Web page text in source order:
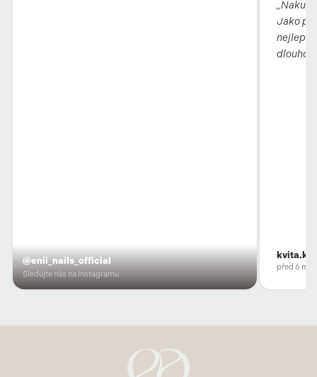
@enii_nails_official
Sledujte nás na Instagramu
Jako
nejlepší
dlouho,
před 6